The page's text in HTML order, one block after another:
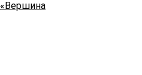
«Вершина